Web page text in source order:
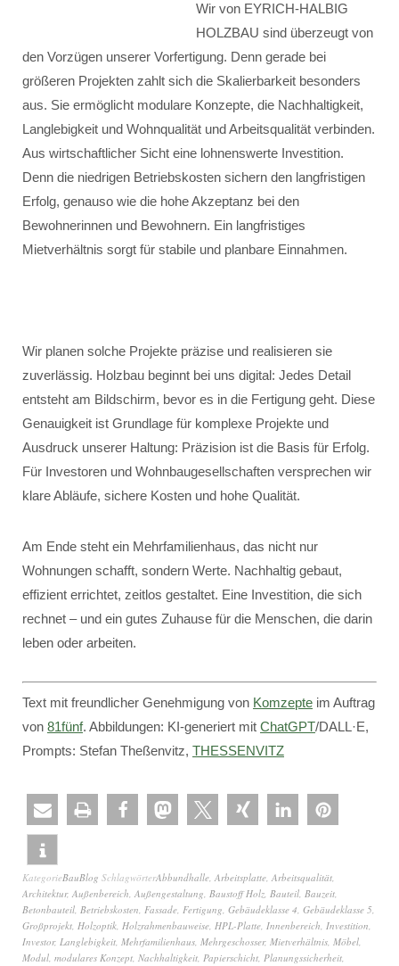
Wir von EYRICH-HALBIG
HOLZBAU sind überzeugt von
den Vorzügen unserer Vorfertigung. Denn gerade bei
größeren Projekten zahlt sich die Skalierbarkeit besonders
aus. Sie ermöglicht modulare Konzepte, die Nachhaltigkeit,
Langlebigkeit und Wohnqualität und Arbeitsqualität verbinden.
Aus wirtschaftlicher Sicht eine lohnenswerte Investition.
Denn die niedrigen Betriebskosten sichern den langfristigen
Erfolg, genauso wie die hohe Akzeptanz bei den
Bewohnerinnen und Bewohnern. Ein langfristiges
Mietverhältnis sorgt für stabile und planbare Einnahmen.
Wir planen solche Projekte präzise und realisieren sie
zuverlässig. Holzbau beginnt bei uns digital: Jedes Detail
entsteht am Bildschirm, bevor es in die Fertigung geht. Diese
Genauigkeit ist Grundlage für komplexe Projekte und
Ausdruck unserer Haltung: Präzision ist die Basis für Erfolg.
Für Investoren und Wohnbaugesellschaften versprechen wir
klare Abläufe, sichere Kosten und hohe Qualität.
Am Ende steht ein Mehrfamilienhaus, das nicht nur
Wohnungen schafft, sondern Werte. Nachhaltig gebaut,
effizient errichtet, zeitlos gestaltet. Eine Investition, die sich
rechnet – und ein gutes Zuhause für die Menschen, die darin
leben oder arbeiten.
Text mit freundlicher Genehmigung von Komzepte im Auftrag
von 81fünf. Abbildungen: KI-generiert mit ChatGPT/DALL·E,
Prompts: Stefan Theßenvitz, THESSENVITZ
KategorieBauBlog SchlagwörterAbbundhalle, Arbeitsplatte, Arbeitsqualität,
Architektur, Außenbereich, Außengestaltung, Baustoff Holz, Bauteil, Bauzeit,
Betonbauteil, Betriebskosten, Fassade, Fertigung, Gebäudeklasse 4, Gebäudeklasse 5,
Großprojekt, Holzoptik, Holzrahmenbauweise, HPL-Platte, Innenbereich, Investition,
Investor, Langlebigkeit, Mehrfamilienhaus, Mehrgeschosser, Mietverhältnis, Möbel,
Modul, modulares Konzept, Nachhaltigkeit, Papierschicht, Planungssicherheit,